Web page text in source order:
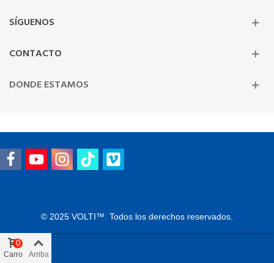
SÍGUENOS
CONTACTO
DONDE ESTAMOS
© 2025 VOLTI™. Todos los derechos reservados.
Carro
0
Arriba